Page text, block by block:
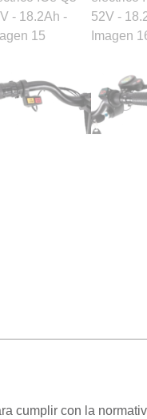
cumplir con la